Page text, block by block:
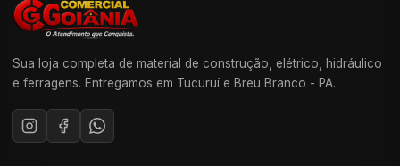
Sua loja completa de material de construção, elétrico, hidráulico
e ferragens. Entregamos em Tucuruí e Breu Branco - PA.